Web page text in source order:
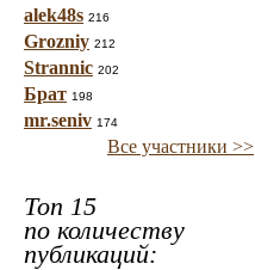
alek48s 216
Grozniy 212
Strannic 202
Брат 198
mr.seniv 174
Все участники >>
Топ 15
по количеству
публикаций: